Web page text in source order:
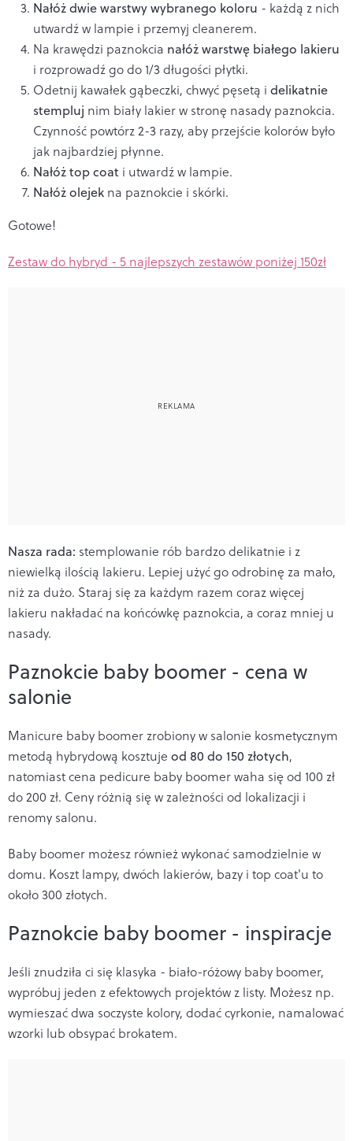
Nałóż dwie warstwy wybranego koloru - każdą z nich
utwardź w lampie i przemyj cleanerem.
Na krawędzi paznokcia nałóż warstwę białego lakieru
i rozprowadź go do 1/3 długości płytki.
Odetnij kawałek gąbeczki, chwyć pęsetą i delikatnie
stempluj nim biały lakier w stronę nasady paznokcia.
Czynność powtórz 2-3 razy, aby przejście kolorów było
jak najbardziej płynne.
Nałóż top coat i utwardź w lampie.
Nałóż olejek na paznokcie i skórki.
Gotowe!
Zestaw do hybryd - 5 najlepszych zestawów poniżej 150zł
Nasza rada: stemplowanie rób bardzo delikatnie i z
niewielką ilością lakieru. Lepiej użyć go odrobinę za mało,
niż za dużo. Staraj się za każdym razem coraz więcej
lakieru nakładać na końcówkę paznokcia, a coraz mniej u
nasady.
Paznokcie baby boomer - cena w
salonie
Manicure baby boomer zrobiony w salonie kosmetycznym
metodą hybrydową kosztuje od 80 do 150 złotych,
natomiast cena pedicure baby boomer waha się od 100 zł
do 200 zł. Ceny różnią się w zależności od lokalizacji i
renomy salonu.
Baby boomer możesz również wykonać samodzielnie w
domu. Koszt lampy, dwóch lakierów, bazy i top coat'u to
około 300 złotych.
Paznokcie baby boomer - inspiracje
Jeśli znudziła ci się klasyka - biało-różowy baby boomer,
wypróbuj jeden z efektowych projektów z listy. Możesz np.
wymieszać dwa soczyste kolory, dodać cyrkonie, namalować
wzorki lub obsypać brokatem.